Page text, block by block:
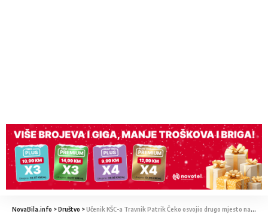
NovaBila.info >Društvo >Učenik KŠC-a Travnik Patrik Čeko osvojio drugo mjesto na međunarodnom natjecanju iz fizike